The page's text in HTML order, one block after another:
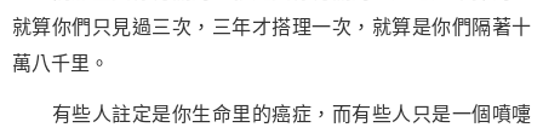
就算你們只見過三次，三年才搭理一次，就算是你們隔著十
萬八千里。
有些人註定是你生命里的癌症，而有些人只是一個噴嚏